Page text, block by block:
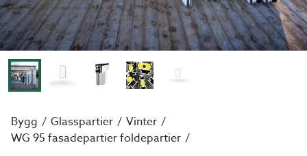
Bygg Glasspartier
Vinter
WG 95 fasadepartier foldepartier